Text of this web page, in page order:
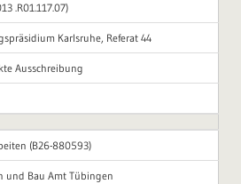
.R01.117.07)
Karlsruhe, Referat 44
Ausschreibung
(B26-880593)
und Bau Amt Tübingen